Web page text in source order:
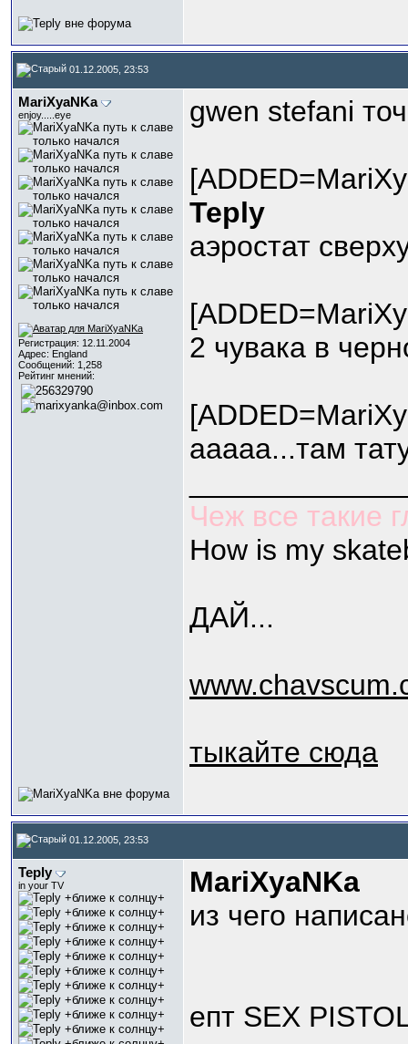
01.12.2005, 23:53
МariXyaNKa
enjoy.....eye
Регистрация: 12.11.2004
Адрес: England
Сообщений: 1,258
Рейтинг мнений:
gwen stefani
Teply
аэростат
2 чувака в
ааааа...там
Чеж все такие
How is my
ДАЙ...
тыкайте сюда
01.12.2005, 23:53
Teply
in your TV
МariXyaNKa
из чего
епт SEX